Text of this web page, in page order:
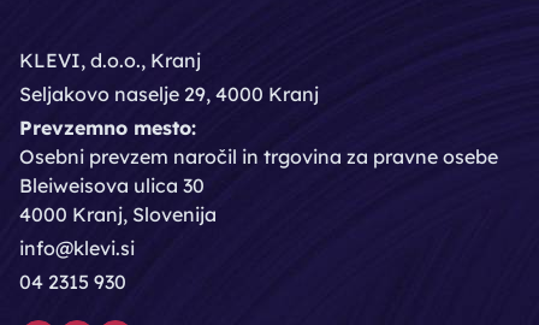
KLEVI, d.o.o., Kranj
Seljakovo naselje 29, 4000 Kranj
Prevzemno mesto:
Osebni prevzem naročil in trgovina za pravne osebe
Bleiweisova ulica 30
4000 Kranj, Slovenija
info@klevi.si
04 2315 930